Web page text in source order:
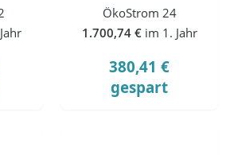
ÖkoStrom 24
1.700,74 € im 1. Jahr
380,41 €
gespart